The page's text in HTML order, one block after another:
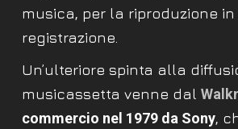
musica, per la riproduzione
registrazione.
Un’ulteriore spinta alla
musicassetta venne dal
commercio nel 1979 da Sony,